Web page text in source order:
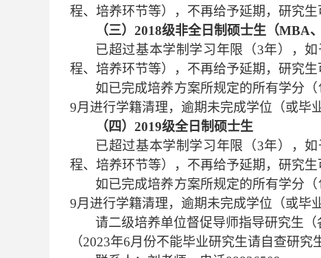
程、培养环节等），不再给予延期，研究
（三） 2018级非全日制硕士生（MBA
已超过基本学制学习年限（3年），
程、培养环节等），不再给予延期，研究
如已完成培养方案所规定的所有学分
9月进行学籍清理，逾期未完成学位（或毕
（四） 2019级全日制硕士生
已超过基本学制学习年限（3年），
程、培养环节等），不再给予延期，研究
如已完成培养方案所规定的所有学分
9月进行学籍清理，逾期未完成学位（或毕
请二级培养单位督促导师指导研究生
（2023年6月份不能毕业研究生请自查研究